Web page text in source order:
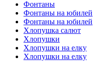
Фонтаны
Фонтаны на юбилей
Фонтаны на юбилей
Хлопушка салют
Хлопушки
Хлопушки на елку
Хлопушки на елку